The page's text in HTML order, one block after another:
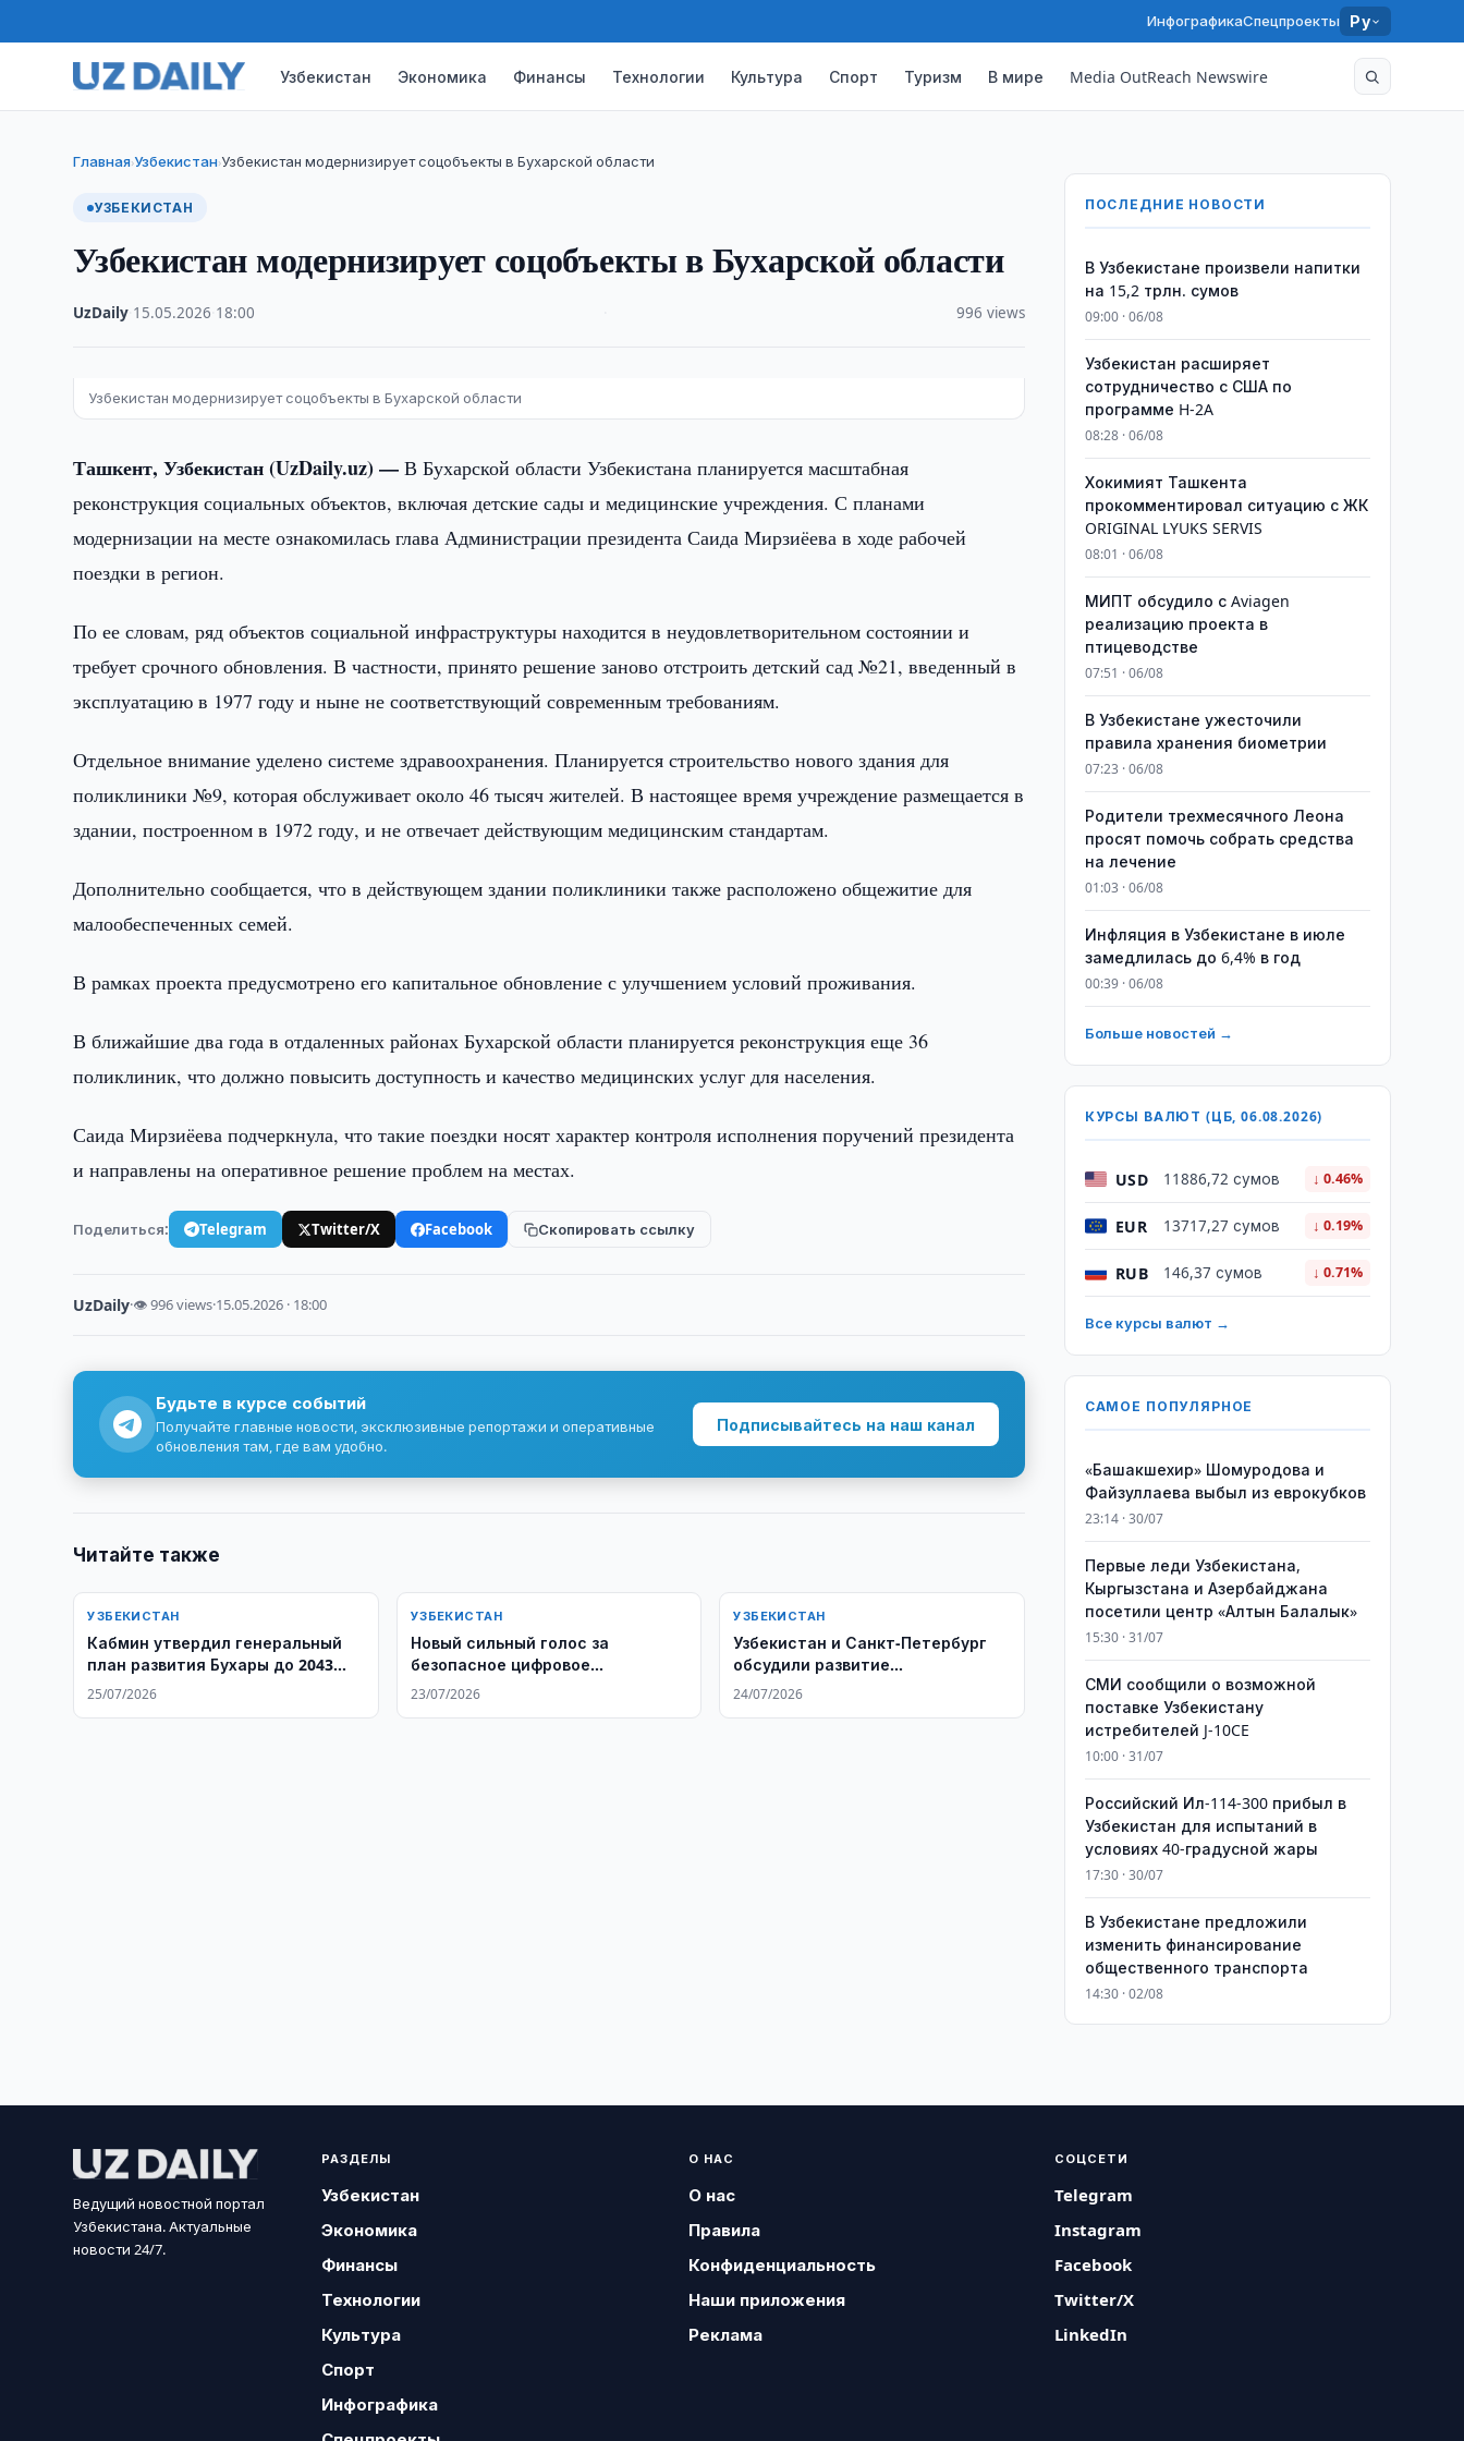
ИнфографикаСпецпроекты Ру
Узбекистан Экономика Финансы Технологии Культура Спорт Туризм В мире Media OutReach Newswire
Главная›Узбекистан›Узбекистан модернизирует соцобъекты в Бухарской области
УЗБЕКИСТАН
Узбекистан модернизирует соцобъекты в Бухарской области
UzDaily 15.05.2026 18:00 996 views
Узбекистан модернизирует соцобъекты в Бухарской области
Ташкент, Узбекистан (UzDaily.uz) —В Бухарской области Узбекистана планируется масштабная
реконструкция социальных объектов, включая детские сады и медицинские учреждения. С планами
модернизации на месте ознакомилась глава Администрации президента Саида Мирзиёева в ходе рабочей
поездки в регион.
По ее словам, ряд объектов социальной инфраструктуры находится в неудовлетворительном состоянии и
требует срочного обновления. В частности, принято решение заново отстроить детский сад №21, введенный в
эксплуатацию в 1977 году и ныне не соответствующий современным требованиям.
Отдельное внимание уделено системе здравоохранения. Планируется строительство нового здания для
поликлиники №9, которая обслуживает около 46 тысяч жителей. В настоящее время учреждение размещается в
здании, построенном в 1972 году, и не отвечает действующим медицинским стандартам.
Дополнительно сообщается, что в действующем здании поликлиники также расположено общежитие для
малообеспеченных семей.
В рамках проекта предусмотрено его капитальное обновление с улучшением условий проживания.
В ближайшие два года в отдаленных районах Бухарской области планируется реконструкция еще 36
поликлиник, что должно повысить доступность и качество медицинских услуг для населения.
Саида Мирзиёева подчеркнула, что такие поездки носят характер контроля исполнения поручений президента
и направлены на оперативное решение проблем на местах.
Поделиться: Telegram Twitter/X Facebook Скопировать ссылку
UzDaily·👁 996 views·15.05.2026 · 18:00
Будьте в курсе событий
Получайте главные новости, эксклюзивные репортажи и оперативные
обновления там, где вам удобно.
Подписывайтесь на наш канал
Читайте также
УЗБЕКИСТАН
Кабмин утвердил генеральный
план развития Бухары до 2043
года
25/07/2026
УЗБЕКИСТАН
Новый сильный голос за
безопасное цифровое
пространство!
23/07/2026
УЗБЕКИСТАН
Узбекистан и Санкт-Петербург
обсудили развитие
регионального сотрудничества
24/07/2026
ПОСЛЕДНИЕ НОВОСТИ
В Узбекистане произвели напитки
на 15,2 трлн. сумов
09:00 · 06/08
Узбекистан расширяет
сотрудничество с США по
программе H-2A
08:28 · 06/08
Хокимият Ташкента
прокомментировал ситуацию с ЖК
ORIGINAL LYUKS SERVIS
08:01 · 06/08
МИПТ обсудило с Aviagen
реализацию проекта в
птицеводстве
07:51 · 06/08
В Узбекистане ужесточили
правила хранения биометрии
07:23 · 06/08
Родители трехмесячного Леона
просят помочь собрать средства
на лечение
01:03 · 06/08
Инфляция в Узбекистане в июле
замедлилась до 6,4% в год
00:39 · 06/08
Больше новостей →
КУРСЫ ВАЛЮТ (ЦБ, 06.08.2026)
USD 11886,72 сумов ↓ 0.46%
EUR 13717,27 сумов ↓ 0.19%
RUB 146,37 сумов ↓ 0.71%
Все курсы валют →
САМОЕ ПОПУЛЯРНОЕ
«Башакшехир» Шомуродова и
Файзуллаева выбыл из еврокубков
23:14 · 30/07
Первые леди Узбекистана,
Кыргызстана и Азербайджана
посетили центр «Алтын Балалык»
15:30 · 31/07
СМИ сообщили о возможной
поставке Узбекистану
истребителей J-10CE
10:00 · 31/07
Российский Ил-114-300 прибыл в
Узбекистан для испытаний в
условиях 40-градусной жары
17:30 · 30/07
В Узбекистане предложили
изменить финансирование
общественного транспорта
14:30 · 02/08
Ведущий новостной портал
Узбекистана. Актуальные
новости 24/7.
РАЗДЕЛЫ
Узбекистан
Экономика
Финансы
Технологии
Культура
Спорт
Инфографика
О НАС
О нас
Правила
Конфиденциальность
Наши приложения
Реклама
СОЦСЕТИ
Telegram
Instagram
Facebook
Twitter/X
LinkedIn